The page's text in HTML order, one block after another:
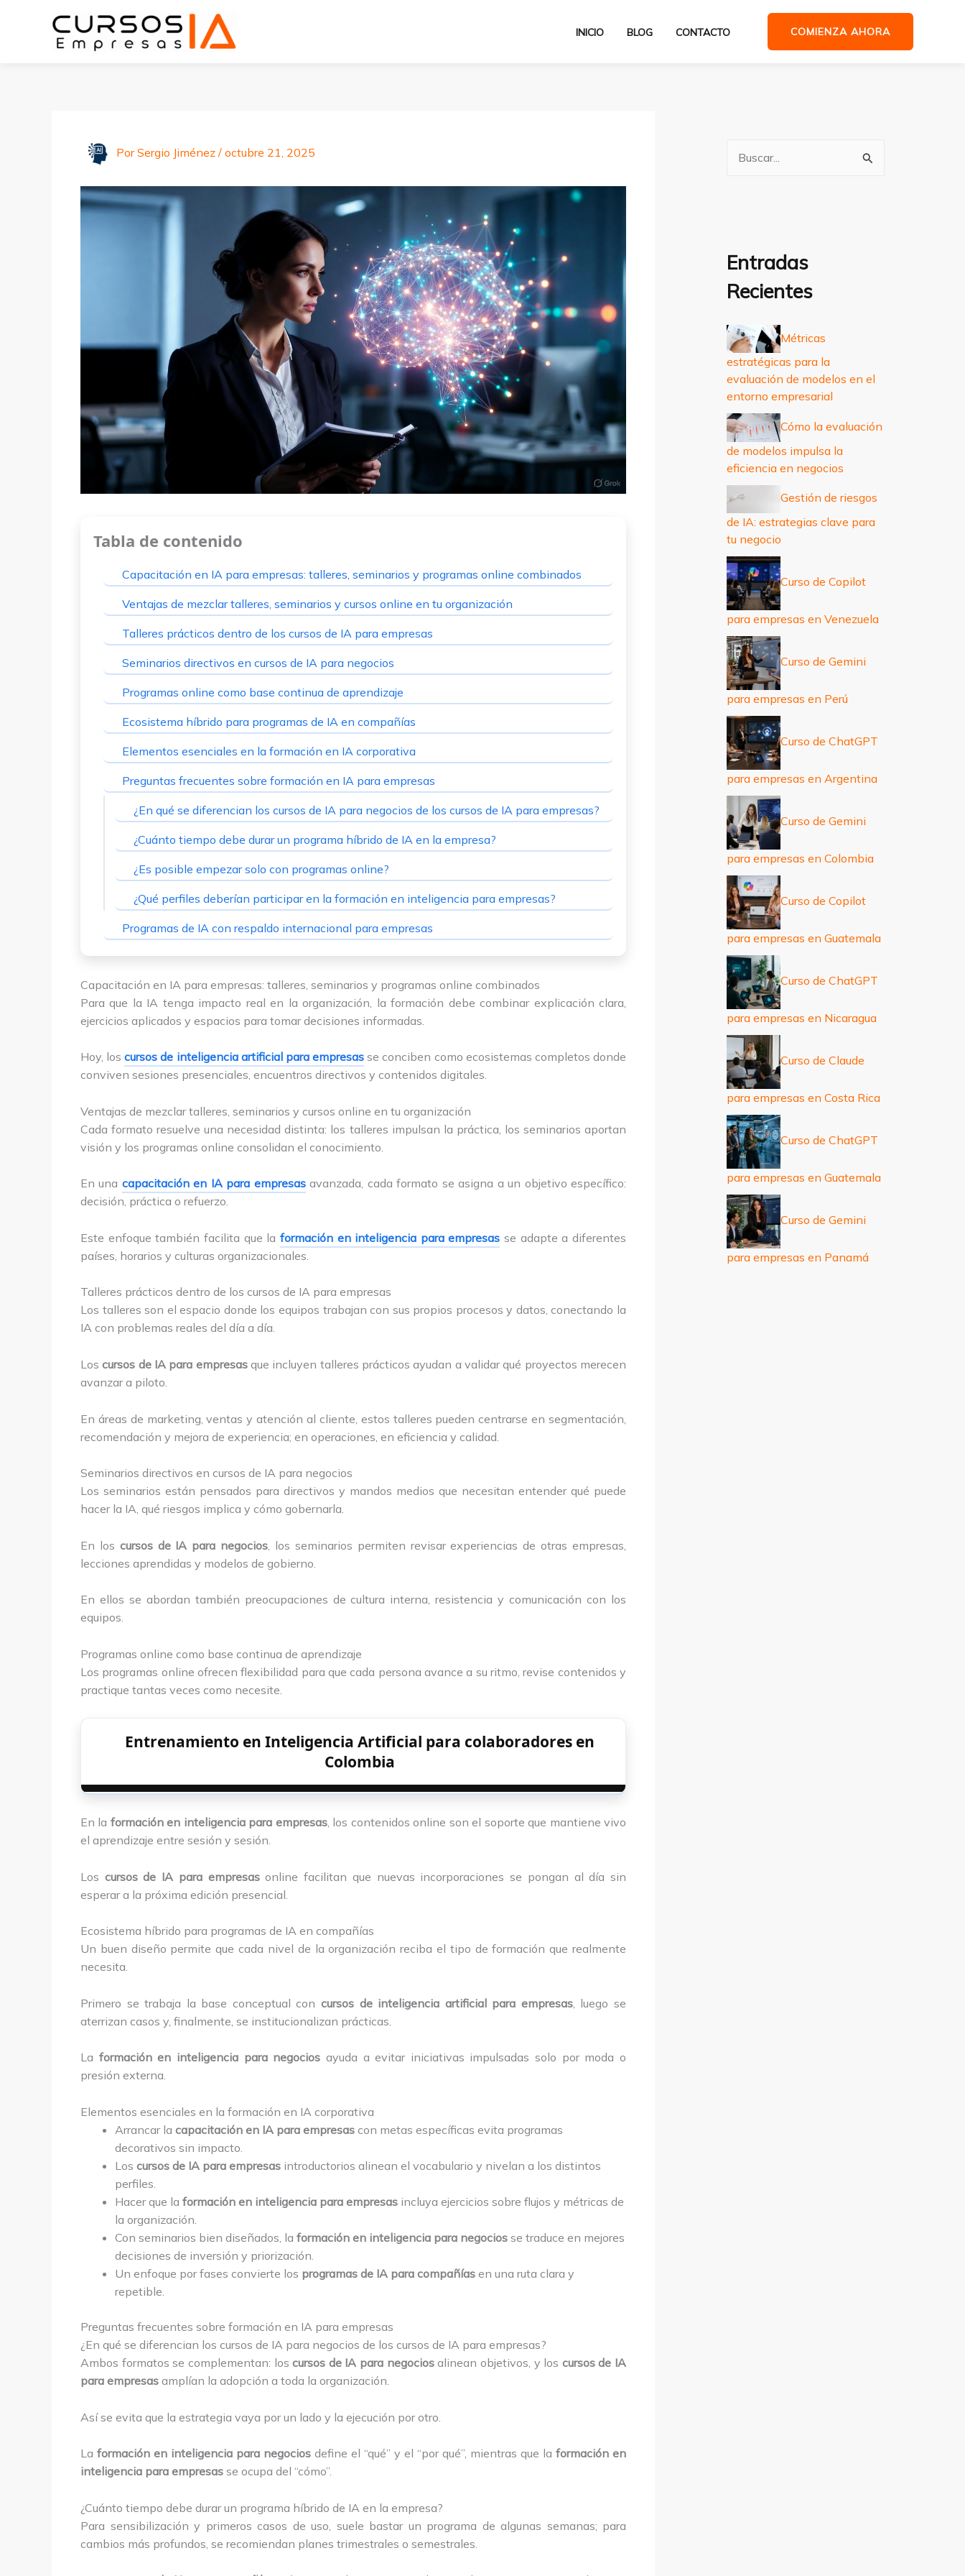
INICIO BLOG CONTACTO COMIENZA AHORA
PorSergio Jiménez / octubre 21, 2025
Tabla de contenido
Capacitación en IA para empresas: talleres, seminarios y programas online combinados
Ventajas de mezclar talleres, seminarios y cursos online en tu organización
Talleres prácticos dentro de los cursos de IA para empresas
Seminarios directivos en cursos de IA para negocios
Programas online como base continua de aprendizaje
Ecosistema híbrido para programas de IA en compañías
Elementos esenciales en la formación en IA corporativa
Preguntas frecuentes sobre formación en IA para empresas
¿En qué se diferencian los cursos de IA para negocios de los cursos de IA para empresas?
¿Cuánto tiempo debe durar un programa híbrido de IA en la empresa?
¿Es posible empezar solo con programas online?
¿Qué perfiles deberían participar en la formación en inteligencia para empresas?
Programas de IA con respaldo internacional para empresas
Capacitación en IA para empresas: talleres, seminarios y programas online combinados
Para que la IA tenga impacto real en la organización, la formación debe combinar explicación clara,
ejercicios aplicados y espacios para tomar decisiones informadas.
Hoy, loscursos de inteligencia artificial para empresas se conciben como ecosistemas completos donde
conviven sesiones presenciales, encuentros directivos y contenidos digitales.
Ventajas de mezclar talleres, seminarios y cursos online en tu organización
Cada formato resuelve una necesidad distinta: los talleres impulsan la práctica, los seminarios aportan
visión y los programas online consolidan el conocimiento.
En una capacitación en IA para empresasavanzada, cada formato se asigna a un objetivo específico:
decisión, práctica o refuerzo.
Este enfoque también facilita que la formación en inteligencia para empresas se adapte a diferentes
países, horarios y culturas organizacionales.
Talleres prácticos dentro de los cursos de IA para empresas
Los talleres son el espacio donde los equipos trabajan con sus propios procesos y datos, conectando la
IA con problemas reales del día a día.
Loscursos de IA para empresasque incluyen talleres prácticos ayudan a validar qué proyectos merecen
avanzar a piloto.
En áreas de marketing, ventas y atención al cliente, estos talleres pueden centrarse en segmentación,
recomendación y mejora de experiencia; en operaciones, en eficiencia y calidad.
Seminarios directivos en cursos de IA para negocios
Los seminarios están pensados para directivos y mandos medios que necesitan entender qué puede
hacer la IA, qué riesgos implica y cómo gobernarla.
En los cursos de IA para negocios , los seminarios permiten revisar experiencias de otras empresas,
lecciones aprendidas y modelos de gobierno.
En ellos se abordan también preocupaciones de cultura interna, resistencia y comunicación con los
equipos.
Programas online como base continua de aprendizaje
Los programas online ofrecen flexibilidad para que cada persona avance a su ritmo, revise contenidos y
practique tantas veces como necesite.
Entrenamiento en Inteligencia Artificial para colaboradores en
Colombia
En la formación en inteligencia para empresas, los contenidos online son el soporte que mantiene vivo
el aprendizaje entre sesión y sesión.
Los cursos de IA para empresasonline facilitan que nuevas incorporaciones se pongan al día sin
esperar a la próxima edición presencial.
Ecosistema híbrido para programas de IA en compañías
Un buen diseño permite que cada nivel de la organización reciba el tipo de formación que realmente
necesita.
Primero se trabaja la base conceptual con cursos de inteligencia artificial para empresas, luego se
aterrizan casos y, finalmente, se institucionalizan prácticas.
La formación en inteligencia para negocios ayuda a evitar iniciativas impulsadas solo por moda o
presión externa.
Elementos esenciales en la formación en IA corporativa
Arrancar la capacitación en IA para empresas con metas específicas evita programas
decorativos sin impacto.
Los cursos de IA para empresas introductorios alinean el vocabulario y nivelan a los distintos
perfiles.
Hacer que la formación en inteligencia para empresas incluya ejercicios sobre flujos y métricas de
la organización.
Con seminarios bien diseñados, la formación en inteligencia para negocios se traduce en mejores
decisiones de inversión y priorización.
Un enfoque por fases convierte los programas de IA para compañías en una ruta clara y
repetible.
Preguntas frecuentes sobre formación en IA para empresas
¿En qué se diferencian los cursos de IA para negocios de los cursos de IA para empresas?
Ambos formatos se complementan: loscursos de IA para negociosalinean objetivos, y los cursos de IA
para empresas amplían la adopción a toda la organización.
Así se evita que la estrategia vaya por un lado y la ejecución por otro.
La formación en inteligencia para negocios define el “qué” y el “por qué”, mientras que la formación en
inteligencia para empresas se ocupa del “cómo”.
¿Cuánto tiempo debe durar un programa híbrido de IA en la empresa?
Para sensibilización y primeros casos de uso, suele bastar un programa de algunas semanas; para
cambios más profundos, se recomiendan planes trimestrales o semestrales.
p
r
:
Entradas
Recientes
Métricas
estratégicas para la
evaluación de modelos en el
entorno empresarial
Cómo la evaluación
de modelos impulsa la
eficiencia en negocios
Gestión de riesgos
de IA: estrategias clave para
tu negocio
Curso de Copilot
para empresas en Venezuela
Curso de Gemini
para empresas en Perú
Curso de ChatGPT
para empresas en Argentina
Curso de Gemini
para empresas en Colombia
Curso de Copilot
para empresas en Guatemala
Curso de ChatGPT
para empresas en Nicaragua
Curso de Claude
para empresas en Costa Rica
Curso de ChatGPT
para empresas en Guatemala
Curso de Gemini
para empresas en Panamá